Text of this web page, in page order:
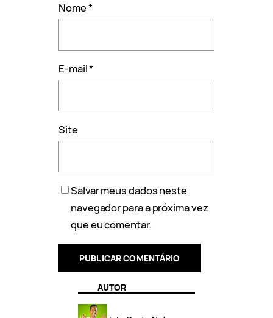
Nome*
E-mail*
Site
Salvar meus dados neste
navegador para a próxima vez
que eu comentar.
AUTOR